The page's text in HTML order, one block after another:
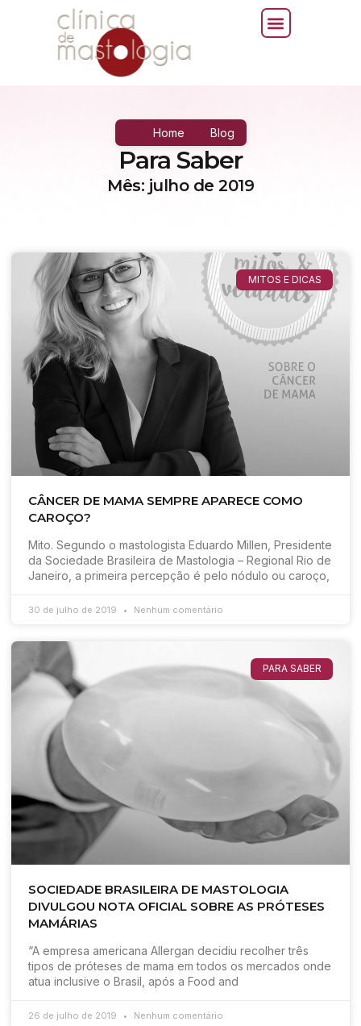
Home Blog
Para Saber
Mês: julho de 2019
MITOS E DICAS
CÂNCER DE MAMA SEMPRE APARECE COMO
CAROÇO?
Mito. Segundo o mastologista Eduardo Millen, Presidente
da Sociedade Brasileira de Mastologia – Regional Rio de
Janeiro, a primeira percepção é pelo nódulo ou caroço,
30 de julho de 2019 Nenhum comentário
PARA SABER
SOCIEDADE BRASILEIRA DE MASTOLOGIA
DIVULGOU NOTA OFICIAL SOBRE AS PRÓTESES
MAMÁRIAS
“A empresa americana Allergan decidiu recolher três
tipos de próteses de mama em todos os mercados onde
atua inclusive o Brasil, após a Food and
26 de julho de 2019 Nenhum comentário